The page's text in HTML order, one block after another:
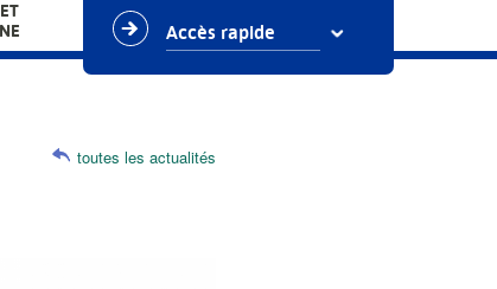
Accès rapide
toutes les actualités